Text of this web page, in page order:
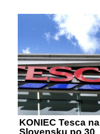
KONIEC Tesca na
Slovensku po 30